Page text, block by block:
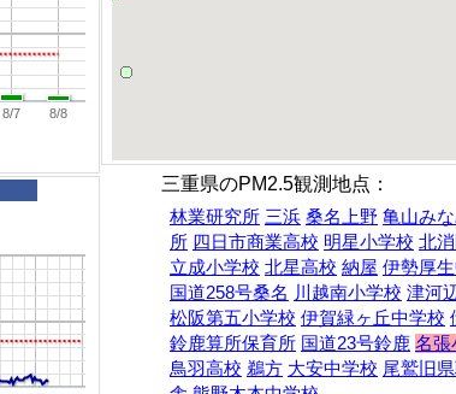
8/7 8/8
三重県のPM2.5観測地点：
林業研究所 三浜 桑名上野 亀山み
所 四日市商業高校 明星小学校 北
立成小学校 北星高校 納屋 伊勢厚
国道258号桑名 川越南小学校 津河
松阪第五小学校 伊賀緑ヶ丘中学校
鈴鹿算所保育所 国道23号鈴鹿 名張
鳥羽高校 鵜方 大安中学校 尾鷲旧